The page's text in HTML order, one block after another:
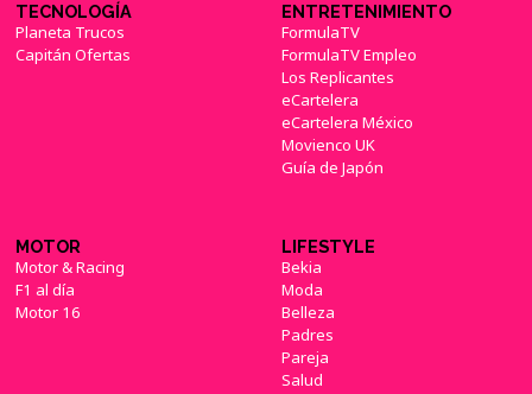
TECNOLOGÍA
Planeta Trucos
Capitán Ofertas
ENTRETENIMIENTO
FormulaTV
FormulaTV Empleo
Los Replicantes
eCartelera
eCartelera México
Movienco UK
Guía de Japón
MOTOR
Motor & Racing
F1 al día
Motor 16
LIFESTYLE
Bekia
Moda
Belleza
Padres
Pareja
Salud